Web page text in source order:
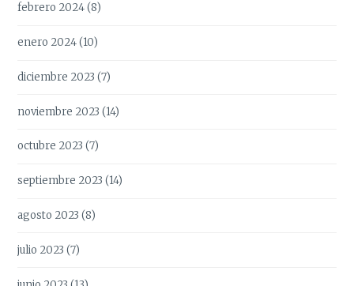
febrero 2024(8)
enero 2024(10)
diciembre 2023 (7)
noviembre 2023 (14)
octubre 2023 (7)
septiembre 2023 (14)
agosto 2023 (8)
julio 2023 (7)